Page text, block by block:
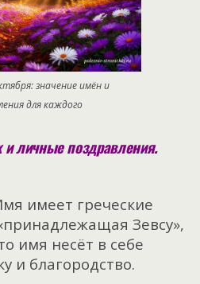
значение имён и
для каждого
личные поздравления.
имеет греческие
Зевсу»,
имя несёт в себе
и благородство.